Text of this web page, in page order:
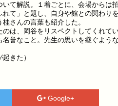
て解説。１着ごとに、会場からは拍
て」と題し、自身や館との関わり
桂さんの言葉も紹介した。
は、岡谷をリスペクトしてくれて
誉なこと。先生の思いを継ぐよう
きた）
Google+